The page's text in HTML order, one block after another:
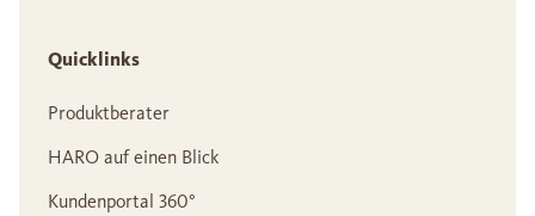
Quicklinks
Produktberater
HARO auf einen Blick
Kundenportal 360°